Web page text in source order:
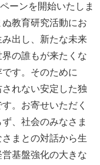
ーンを開始いたしま
教育研究活動にお
出し、新たな未来
の誰もが来たくな
す。そのために
れない安定した独
。お寄せいただく
、社会のみなさま
まとの対話から生
基盤強化の大きな